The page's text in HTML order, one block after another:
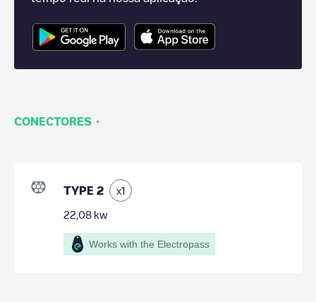
CONECTORES ·
TYPE 2 x1
22,08 kw
Works with the Electropass